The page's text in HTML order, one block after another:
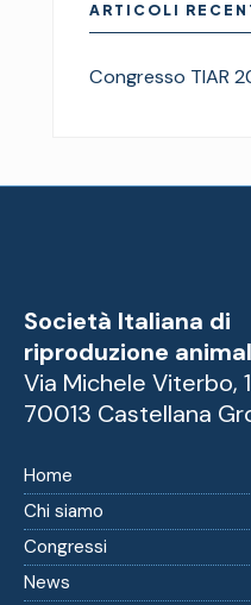
ARTICOLI
Congresso TIAR
Società Italiana di
riproduzione
Via Michele Viterbo,
70013 Castellana
Home
Chi siamo
Congressi
News